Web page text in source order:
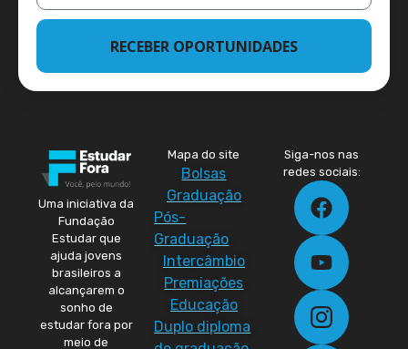
RECEBER OPORTUNIDADES
Uma iniciativa da
Fundação
Estudar que
ajuda jovens
brasileiros a
alcançarem o
sonho de
estudar fora por
meio de
Mapa do site
Bolsas
Graduação
Pós-
Graduação
Intercâmbio
Premiações
Educação
Duplo diploma
Siga-nos nas
redes sociais: